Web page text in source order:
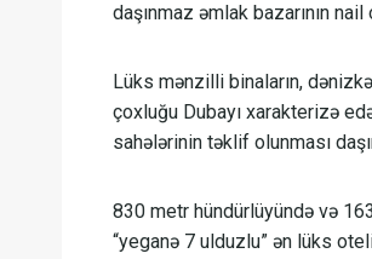
daşınmaz əmlak bazarının
Lüks mənzilli binaların,
çoxluğu Dubayı xarakterizə
sahələrinin təklif olunması
830 metr hündürlüyündə və
“yeganə 7 ulduzlu” ən lüks